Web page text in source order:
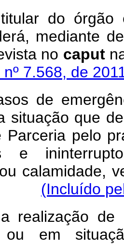
do órgão
mediante
no caput
7.568, de
de
situação que
Parceria pelo
e
calamidade,
(Incluído
realização de
ou em